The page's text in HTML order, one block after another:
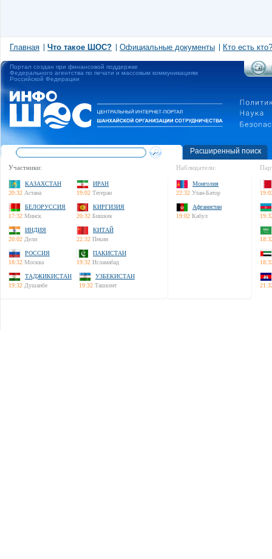
Главная Что такое ШОС? Официальные документы Кто есть кто?
Портал создан при финансовой поддержке
Федерального агентства по печати и массовым коммуникациям
Российской Федерации
Расширенный поиск
Участники:
КАЗАХСТАН
20:32 Астана
ИРАН
19:02 Тегеран
БЕЛОРУССИЯ
17:32 Минск
КИРГИЗИЯ
20:32 Бишкек
ИНДИЯ
20:02 Дели
КИТАЙ
22:32 Пекин
РОССИЯ
18:32 Москва
ПАКИСТАН
19:32 Исламабад
ТАДЖИКИСТАН
19:32 Душанбе
УЗБЕКИСТАН
19:32 Ташкент
Наблюдатели:
Монголия
22:32 Улан-Батор
Афганистан
19:02 Кабул